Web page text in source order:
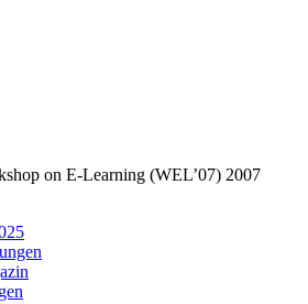
on E-Learning (WEL’07) 2007